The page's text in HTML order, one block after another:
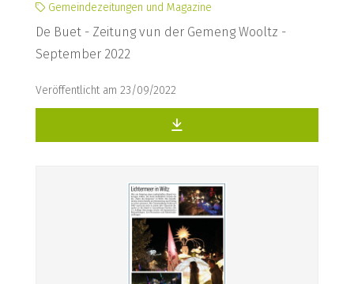
Gemeindezeitungen und Magazine
De Buet - Zeitung vun der Gemeng Wooltz -
September 2022
Veröffentlicht am 23/09/2022